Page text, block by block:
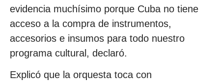
evidencia muchísimo porque Cuba no tiene
acceso a la compra de instrumentos,
accesorios e insumos para todo nuestro
programa cultural, declaró.
Explicó que la orquesta toca con